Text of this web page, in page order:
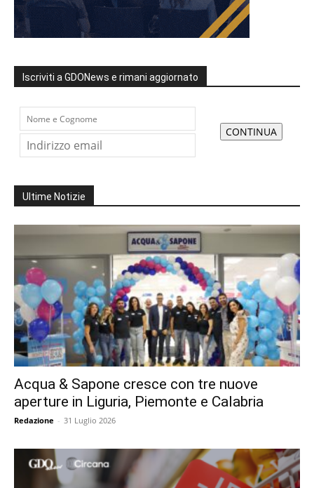
Iscriviti a GDONews e rimani aggiornato
Ultime Notizie
Acqua & Sapone cresce con tre nuove
aperture in Liguria, Piemonte e Calabria
Redazione - 31 Luglio 2026